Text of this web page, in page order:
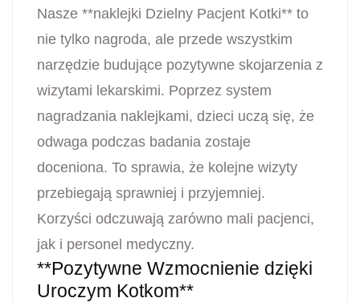
Nasze **naklejki Dzielny Pacjent Kotki** to
nie tylko nagroda, ale przede wszystkim
narzędzie budujące pozytywne skojarzenia z
wizytami lekarskimi. Poprzez system
nagradzania naklejkami, dzieci uczą się, że
odwaga podczas badania zostaje
doceniona. To sprawia, że kolejne wizyty
przebiegają sprawniej i przyjemniej.
Korzyści odczuwają zarówno mali pacjenci,
jak i personel medyczny.
**Pozytywne Wzmocnienie dzięki
Uroczym Kotkom**